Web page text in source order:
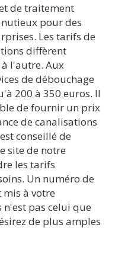
de traitement
pour des
Les tarifs de
diffèrent
l'autre. Aux
de débouchage
200 à 350 euros. Il
de fournir un prix
de canalisations
conseillé de
site de notre
les tarifs
Un numéro de
mis à votre
pas celui que
de plus amples